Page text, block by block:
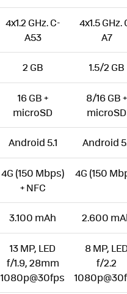
4x1.2 GHz. C-
A53
4x1.5 GHz.
A7
2 GB 1.5/2 GB
16 GB +
microSD
8/16 GB +
microSD
Android 5.1 Android
4G (150 Mbps)
+ NFC
4G (150
3.100 mAh 2.600
13 MP, LED
f/1.9, 28mm
1080p@30fps
8 MP,
f/2.2